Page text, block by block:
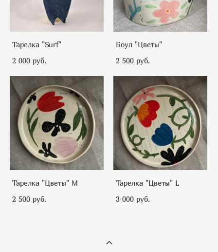
Тарелка "Surf"
2 000 pуб.
Боул "Цветы"
2 500 pуб.
Тарелка "Цветы" M
2 500 pуб.
Тарелка "Цветы" L
3 000 pуб.